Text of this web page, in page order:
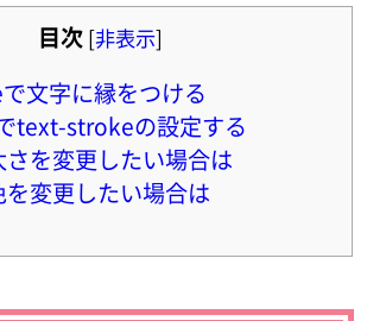
目次 [非表示]
文字に縁をつける
text-strokeの設定する
を変更したい場合は
変更したい場合は